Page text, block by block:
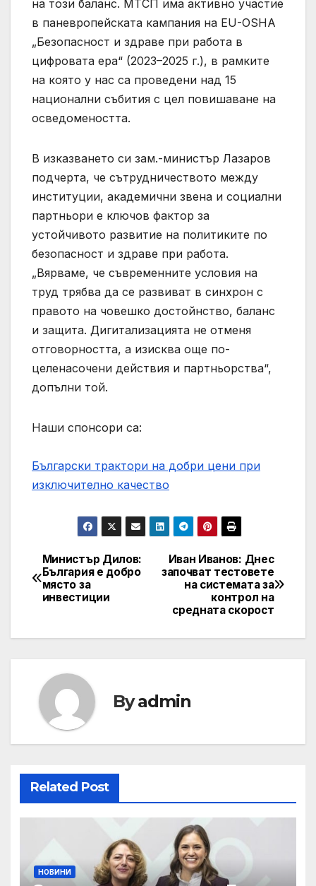
на този баланс. МТСП има активно участие
в паневропейската кампания на EU-OSHA
„Безопасност и здраве при работа в
цифровата ера“ (2023–2025 г.), в рамките
на която у нас са проведени над 15
национални събития с цел повишаване на
осведомеността.
В изказването си зам.-министър Лазаров
подчерта, че сътрудничеството между
институции, академични звена и социални
партньори е ключов фактор за
устойчивото развитие на политиките по
безопасност и здраве при работа.
„Вярваме, че съвременните условия на
труд трябва да се развиват в синхрон с
правото на човешко достойнство, баланс
и защита. Дигитализацията не отменя
отговорността, а изисква още по-
целенасочени действия и партньорства“,
допълни той.
Наши спонсори са:
Български трактори на добри цени при
изключително качество
Post
navigation
Иван Иванов: Днес
започват тестовете
на системата за
контрол на
средната скорост
Министър Дилов:
България е добро
място за
инвестиции
Byadmin
Related Post
НОВИНИ